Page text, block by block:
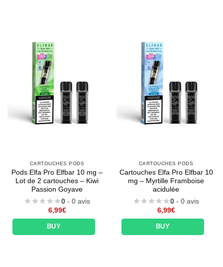
CARTOUCHES PODS
Pods Elfa Pro Elfbar 10 mg –
Lot de 2 cartouches – Kiwi
Passion Goyave
0 - 0 avis
6,99€
BUY
CARTOUCHES PODS
Cartouches Elfa Pro Elfbar 10
mg – Myrtille Framboise
acidulée
0 - 0 avis
6,99€
BUY